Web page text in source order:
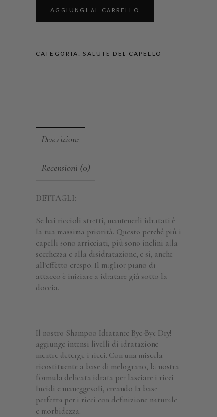
AGGIUNGI AL CARRELLO
CATEGORIA: SALUTE DEL CAPELLO
Descrizione
Recensioni (0)
DETTAGLI:
Se hai riccioli stretti, mantenerli idratati è
la tua massima priorità. Questo perché più i
capelli sono arricciati, più sono inclini alla
secchezza e alla disidratazione, e si, anche
all’effetto crespo. Il miglior piano di
attacco è iniziare a idratare già sotto la
doccia.
Il nostro Shampoo Idratante Bye-Bye Dry!
aggiunge intensi livelli di idratazione
mentre deterge i ricci. Con una miscela
ricostituente a base di melograno, la nostra
formula delicata idrata per lasciare i ricci
lucidi e maneggevoli, creando la base
perfetta per i ricci con definizione naturale
e morbidezza.